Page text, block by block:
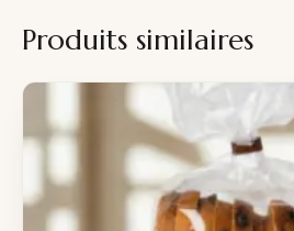
Produits similaires